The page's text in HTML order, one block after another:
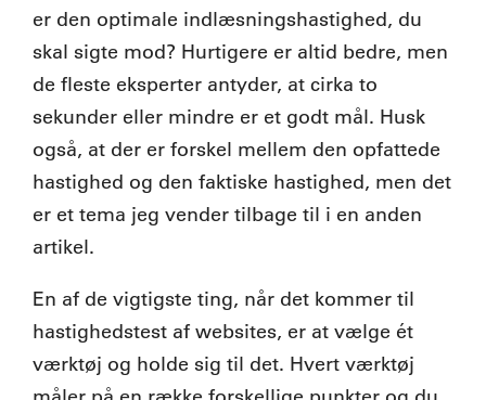
er den optimale indlæsningshastighed, du
skal sigte mod? Hurtigere er altid bedre, men
de fleste eksperter antyder, at cirka to
sekunder eller mindre er et godt mål. Husk
også, at der er forskel mellem den opfattede
hastighed og den faktiske hastighed, men det
er et tema jeg vender tilbage til i en anden
artikel.
En af de vigtigste ting, når det kommer til
hastighedstest af websites, er at vælge ét
værktøj og holde sig til det. Hvert værktøj